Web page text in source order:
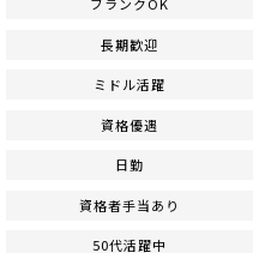
長期歓迎
ミドル活躍
資格優遇
日勤
資格者手当あり
50代活躍中